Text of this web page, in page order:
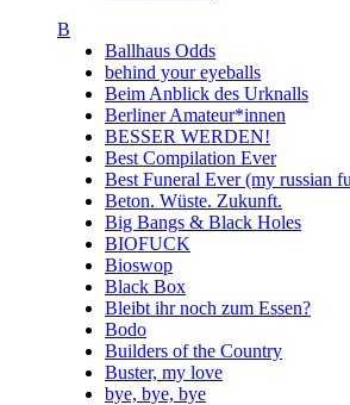
B
Ballhaus Odds
behind your eyeballs
Beim Anblick des Urknalls
Berliner Amateur*innen
BESSER WERDEN!
Best Compilation Ever
Best Funeral Ever (my russian
Beton. Wüste. Zukunft.
Big Bangs & Black Holes
BIOFUCK
Bioswop
Black Box
Bleibt ihr noch zum Essen?
Bodo
Builders of the Country
Buster, my love
bye, bye, bye